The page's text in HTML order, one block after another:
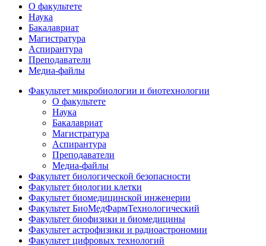
О факультете
Наука
Бакалавриат
Магистратура
Аспирантура
Преподаватели
Медиа-файлы
Факультет микробиологии и биотехнологии
О факультете
Наука
Бакалавриат
Магистратура
Аспирантура
Преподаватели
Медиа-файлы
Факультет биологической безопасности
Факультет биологии клетки
Факультет биомедицинской инженерии
Факультет БиоМедФармТехнологический
Факультет биофизики и биомедицины
Факультет астрофизики и радиоастрономии
Факультет цифровых технологий